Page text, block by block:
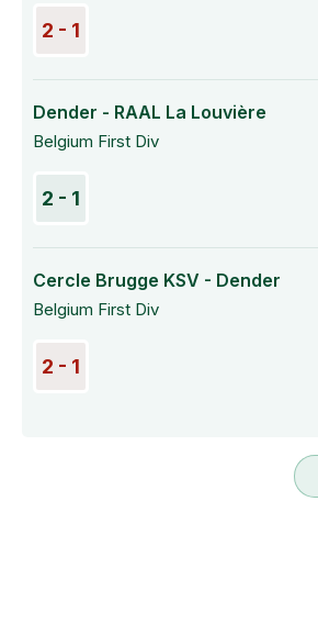
2 - 1
Dender - RAAL La Louvière
Belgium First Div
2 - 1
Cercle Brugge KSV - Dender
Belgium First Div
2 - 1